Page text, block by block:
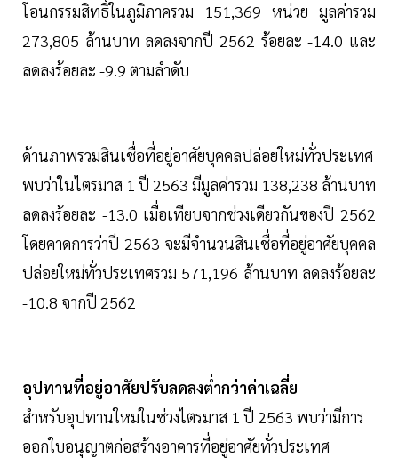
โอนกรรมสิทธิ์ในภูมิภาครวม 151,369 หน่วย มูลค่ารวม
273,805 ล้านบาท ลดลงจากปี 2562 ร้อยละ -14.0 และ
ลดลงร้อยละ -9.9 ตามลำดับ
ด้านภาพรวมสินเชื่อที่อยู่อาศัยบุคคลปล่อยใหม่ทั่วประเทศ
พบว่าในไตรมาส 1 ปี 2563 มีมูลค่ารวม 138,238 ล้านบาท
ลดลงร้อยละ -13.0 เมื่อเทียบจากช่วงเดียวกันของปี 2562
โดยคาดการว่าปี 2563 จะมีจำนวนสินเชื่อที่อยู่อาศัยบุคคล
ปล่อยใหม่ทั่วประเทศรวม 571,196 ล้านบาท ลดลงร้อยละ
-10.8 จากปี 2562
อุปทานที่อยู่อาศัยปรับลดลงต่ำกว่าค่าเฉลี่ย
สำหรับอุปทานใหม่ในช่วงไตรมาส 1 ปี 2563 พบว่ามีการ
ออกใบอนุญาตก่อสร้างอาคารที่อยู่อาศัยทั่วประเทศ